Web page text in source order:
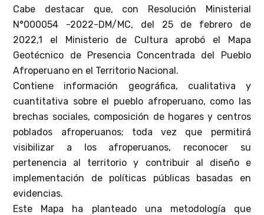
Cabe destacar que, con Resolución Ministerial
N°000054 -2022-DM/MC, del 25 de febrero de
2022,1 el Ministerio de Cultura aprobó el Mapa
Geotécnico de Presencia Concentrada del Pueblo
Afroperuano en el Territorio Nacional.
Contiene información geográfica, cualitativa y
cuantitativa sobre el pueblo afroperuano, como las
brechas sociales, composición de hogares y centros
poblados afroperuanos; toda vez que permitirá
visibilizar a los afroperuanos, reconocer su
pertenencia al territorio y contribuir al diseño e
implementación de políticas públicas basadas en
evidencias.
Este Mapa ha planteado una metodología que